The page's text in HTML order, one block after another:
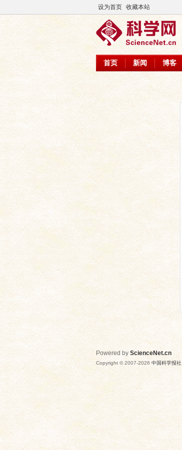
设为首页 收藏本站
首页 新闻 博客
Powered by ScienceNet.cn
Copyright © 2007-2026 中国科学报社